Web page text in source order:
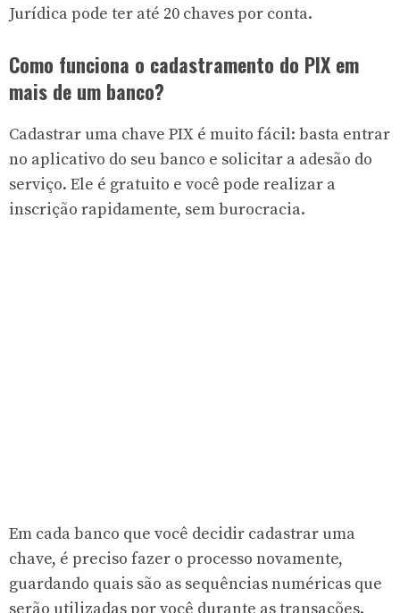
Jurídica pode ter até 20 chaves por conta.
Como funciona o cadastramento do PIX em
mais de um banco?
Cadastrar uma chave PIX é muito fácil: basta entrar
no aplicativo do seu banco e solicitar a adesão do
serviço. Ele é gratuito e você pode realizar a
inscrição rapidamente, sem burocracia.
Em cada banco que você decidir cadastrar uma
chave, é preciso fazer o processo novamente,
guardando quais são as sequências numéricas que
serão utilizadas por você durante as transações.